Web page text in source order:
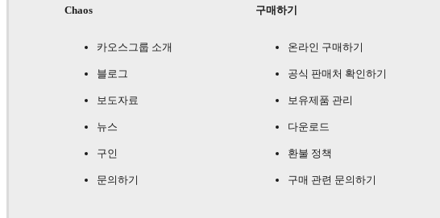
Chaos
카오스그룹 소개
블로그
보도자료
뉴스
구인
문의하기
구매하기
온라인 구매하기
공식 판매처 확인하기
보유제품 관리
다운로드
환불 정책
구매 관련 문의하기